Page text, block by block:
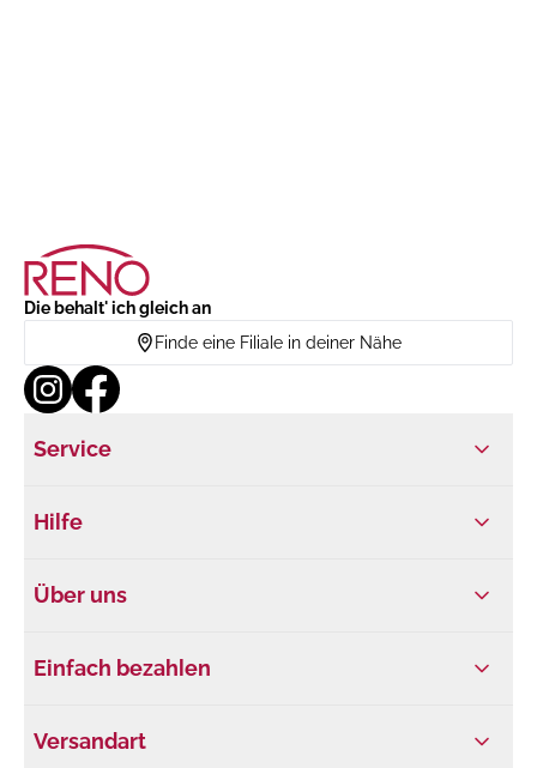
Die behalt' ich gleich an
Finde eine Filiale in deiner Nähe
Service
Hilfe
Über uns
Einfach bezahlen
Versandart